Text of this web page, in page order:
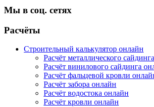
Мы в соц. сетях
Facebook
Twitter
Google
Instagram
Расчёты
Строительный калькулятор онлайн
Расчёт металлического
Расчёт винилового сайдинга
Расчёт фальцевой кровли
Расчёт забора онлайн
Расчёт водостока онлайн
Расчёт кровли онлайн